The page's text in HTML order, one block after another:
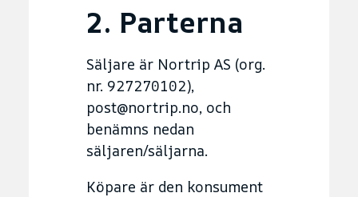
2. Parterna
Säljare är Nortrip AS (org.
nr. 927270102),
post@nortrip.no, och
benämns nedan
säljaren/säljarna.
Köpare är den konsument